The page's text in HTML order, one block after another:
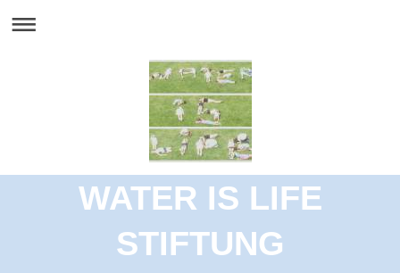
WATER IS LIFE
STIFTUNG